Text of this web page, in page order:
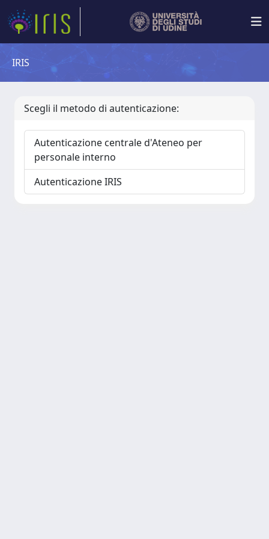
IRIS
Scegli il metodo di autenticazione:
Autenticazione centrale d'Ateneo per
personale interno
Autenticazione IRIS